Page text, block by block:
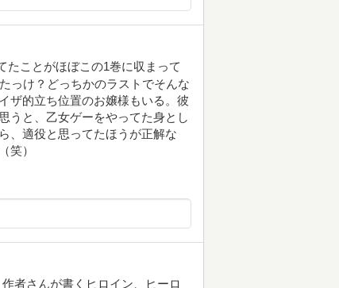
たことがほぼこの1巻に収まって
っけ？どっちかのラストでそんな
ザ的立ち位置のお嬢様もいる。彼
うと、乙女ゲーをやってた身とし
、適役と思ってたほうが正解な
笑）
者さんが書くヒロイン、ヒーロ